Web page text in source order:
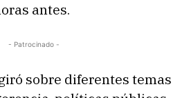
antes.
- Patrocinado -
sobre diferentes temas